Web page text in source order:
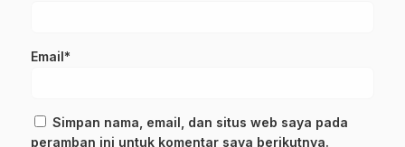
Email*
Simpan nama, email, dan situs web saya pada
peramban ini untuk komentar saya berikutnya.